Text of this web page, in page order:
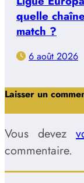
quelle
match ?
6 août 2026
Laisser un
Vous devez
commentaire.